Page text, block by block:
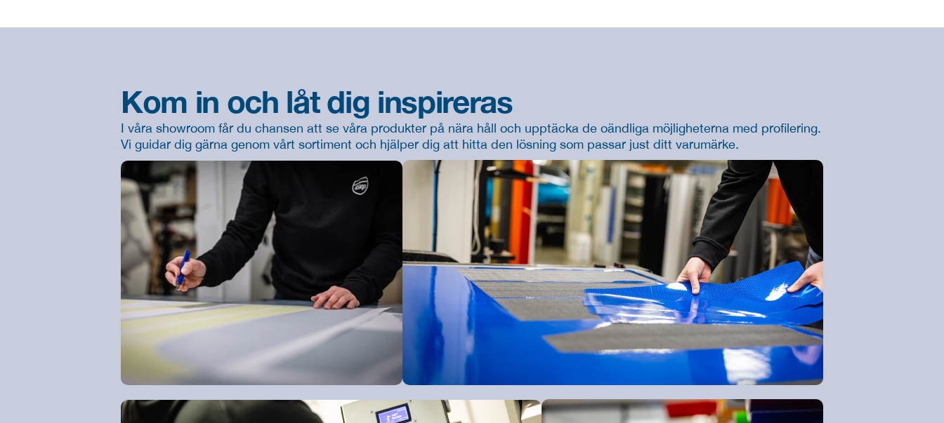
Kom in och låt dig inspireras
I våra showroom får du chansen att se våra produkter på nära håll och upptäcka de oändliga möjligheterna med profilering.
Vi guidar dig gärna genom vårt sortiment och hjälper dig att hitta den lösning som passar just ditt varumärke.